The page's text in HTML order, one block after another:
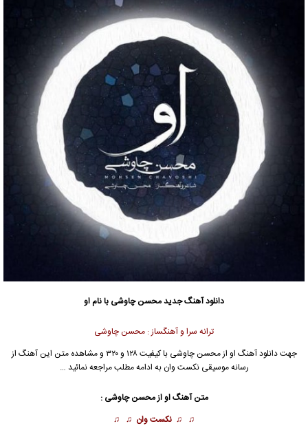
دانلود آهنگ جدیدمحسن چاوشی با نام او
ترانه سرا و آهنگساز : محسن چاوشی
جهت دانلود آهنگ او ازمحسن چاوشی
با کیفیت ۱۲۸ و ۳۲۰ و مشاهده متن این آهنگ از
رسانه موسیقی نکست وان به ادامه مطلب مراجعه نمائید …
متن آهنگ او ازمحسن چاوشی :
♫ ♫ نکست وان ♫ ♫